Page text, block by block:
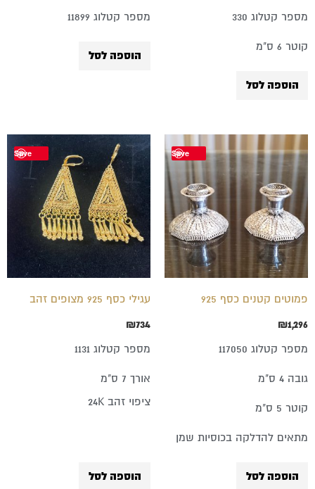
מספר קטלוג 330
קוטר 6 ס"מ
הוספה לסל
מספר קטלוג 11899
הוספה לסל
Save
פמוטים קטנים כסף 925
₪1,296
מספר קטלוג 117050
גובה 4 ס"מ
קוטר 5 ס"מ
מתאים להדלקה בכוסיות שמן
הוספה לסל
Save
עגילי כסף 925 מצופים זהב
₪734
מספר קטלוג 1131
אורך 7 ס"מ
ציפוי זהב 24K
הוספה לסל